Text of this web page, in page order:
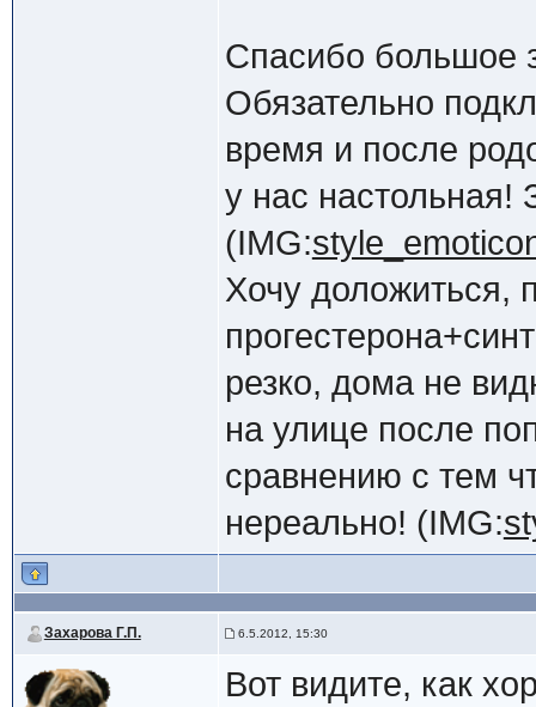
Спасибо большое
Обязательно
время и после
у нас настольная!
(IMG:
Хочу доложиться,
резко, дома не
на улице после
сравнению с тем
нереально! (IMG:
Захарова Г.П. 6.5.2012, 15:30
Вот видите, как